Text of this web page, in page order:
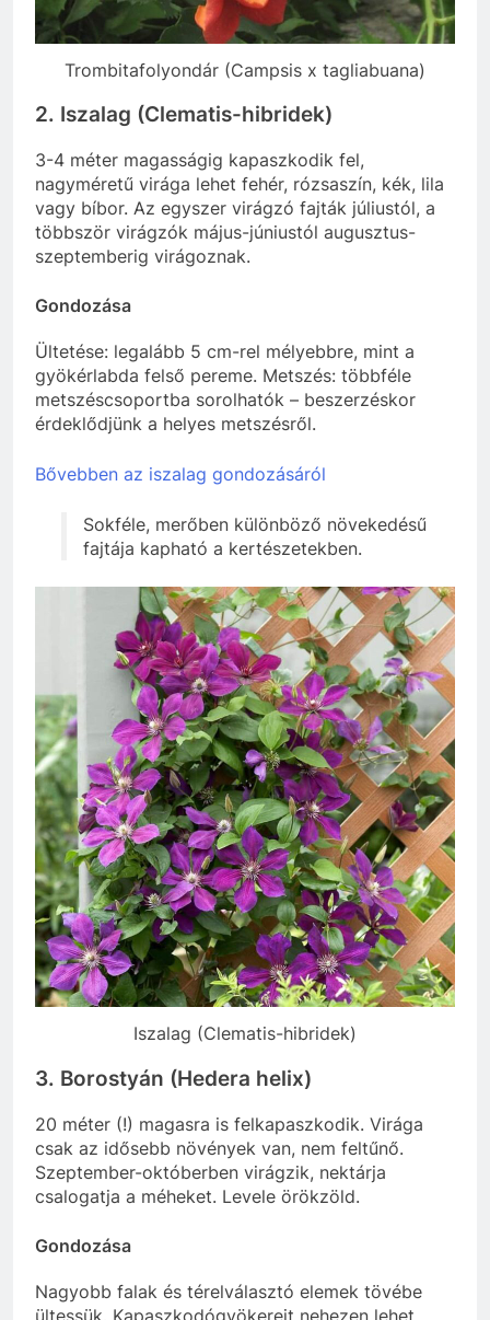
Trombitafolyondár (Campsis x tagliabuana)
2. Iszalag (Clematis-hibridek)
3-4 méter magasságig kapaszkodik fel,
nagyméretű virága lehet fehér, rózsaszín, kék, lila
vagy bíbor. Az egyszer virágzó fajták júliustól, a
többször virágzók május-júniustól augusztus-
szeptemberig virágoznak.
Gondozása
Ültetése: legalább 5 cm-rel mélyebbre, mint a
gyökérlabda felső pereme. Metszés: többféle
metszéscsoportba sorolhatók – beszerzéskor
érdeklődjünk a helyes metszésről.
Bővebben az iszalag gondozásáról
Sokféle, merőben különböző növekedésű
fajtája kapható a kertészetekben.
Iszalag (Clematis-hibridek)
3. Borostyán (Hedera helix)
20 méter (!) magasra is felkapaszkodik. Virága
csak az idősebb növények van, nem feltűnő.
Szeptember-októberben virágzik, nektárja
csalogatja a méheket. Levele örökzöld.
Gondozása
Nagyobb falak és térelválasztó elemek tövébe
ültessük. Kapaszkodógyökereit nehezen lehet